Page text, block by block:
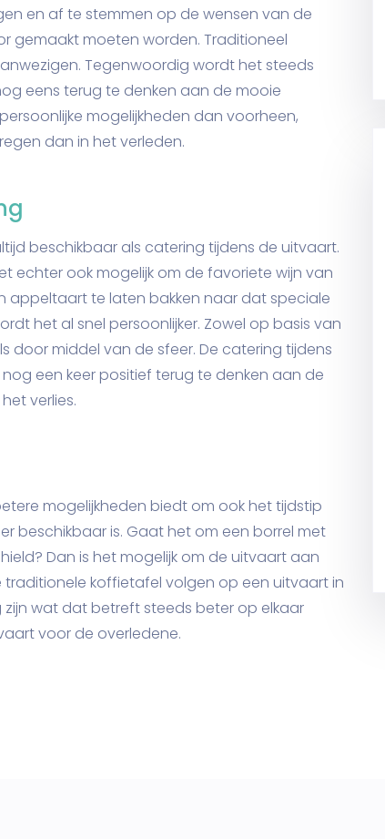
en af te stemmen op de wensen van de
gemaakt moeten worden. Traditioneel
Tegenwoordig wordt het steeds
eens terug te denken aan de mooie
mogelijkheden dan voorheen,
dan in het verleden.
beschikbaar als catering tijdens de uitvaart.
echter ook mogelijk om de favoriete wijn van
appeltaart te laten bakken naar dat speciale
het al snel persoonlijker. Zowel op basis van
door middel van de sfeer. De catering tijdens
een keer positief terug te denken aan de
verlies.
mogelijkheden biedt om ook het tijdstip
beschikbaar is. Gaat het om een borrel met
Dan is het mogelijk om de uitvaart aan
koffietafel volgen op een uitvaart in
wat dat betreft steeds beter op elkaar
voor de overledene.